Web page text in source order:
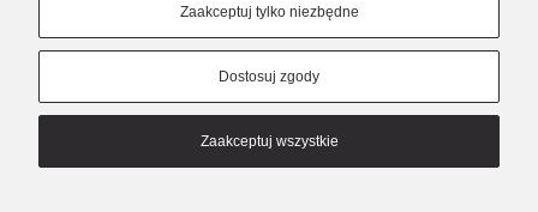
Copyrights © 2021 - Nikamon.pl
Zaakceptuj tylko niezbędne
Dostosuj zgody
Zaakceptuj wszystkie